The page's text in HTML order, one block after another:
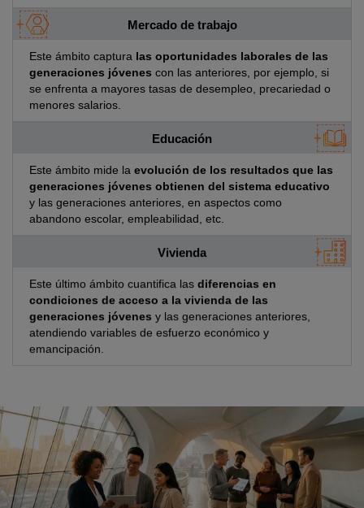
Mercado de trabajo
Este ámbito captura las oportunidades laborales de las
generaciones jóvenes con las anteriores, por ejemplo, si
se enfrenta a mayores tasas de desempleo, precariedad o
menores salarios.
Educación
Este ámbito mide la evolución de los resultados que las
generaciones jóvenes obtienen del sistema educativo
y las generaciones anteriores, en aspectos como
abandono escolar, empleabilidad, etc.
Vivienda
Este último ámbito cuantifica las diferencias en
condiciones de acceso a la vivienda de las
generaciones jóvenes y las generaciones anteriores,
atendiendo variables de esfuerzo económico y
emancipación.